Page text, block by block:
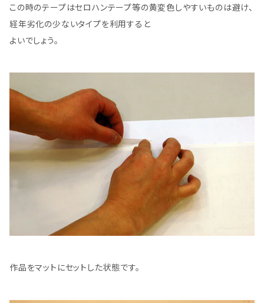
この時のテープはセロハンテープ等の黄変色しやすいものは避け、
経年劣化の少ないタイプを利用すると
よいでしょう。
作品をマットにセットした状態です。